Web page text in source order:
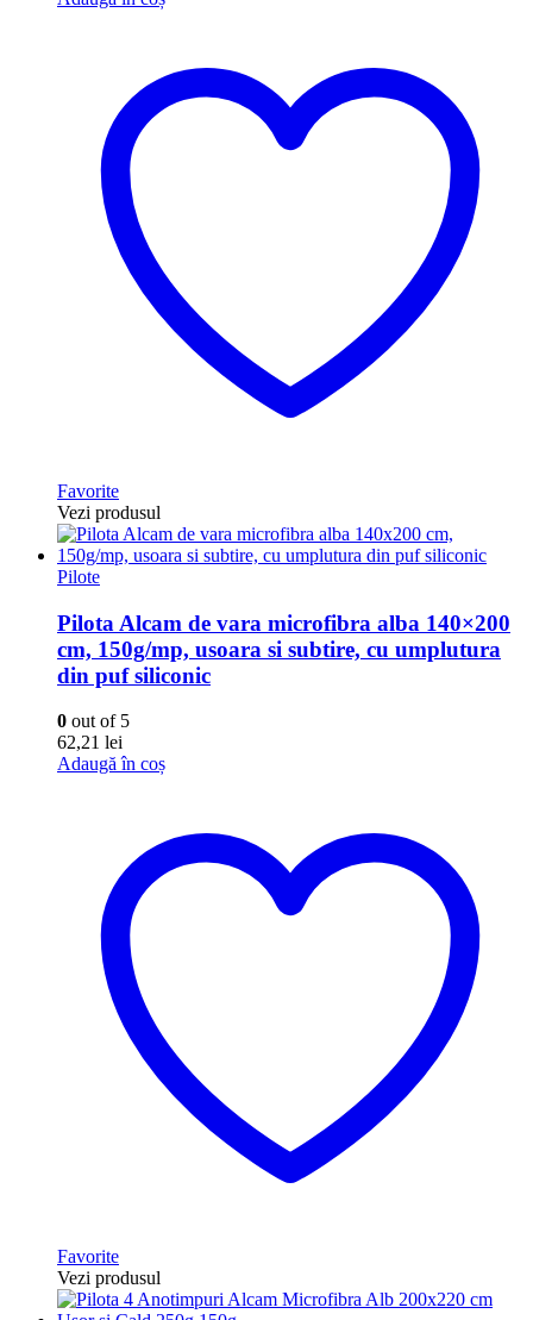
Favorite
Vezi produsul
Pilote
Pilota Alcam de vara microfibra alba 140×200
cm, 150g/mp, usoara si subtire, cu umplutura
din puf siliconic
0 out of 5
62,21 lei
Adaugă în coș
Favorite
Vezi produsul